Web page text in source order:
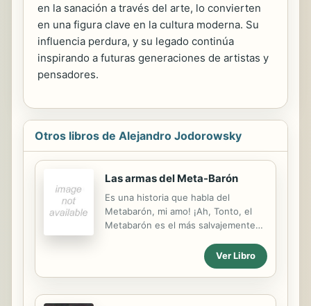
en la sanación a través del arte, lo convierten
en una figura clave en la cultura moderna. Su
influencia perdura, y su legado continúa
inspirando a futuras generaciones de artistas y
pensadores.
Otros libros de Alejandro Jodorowsky
Las armas del Meta-Barón
Es una historia que habla del
Metabarón, mi amo! ¡Ah, Tonto, el
Metabarón es el más salvajemente
grande, el metaguerrero! ... Una
larga historia, Corneille, que se
remonta a Othon el Tatarabuelo.
Pero él es de otra estirpe que la de
Ver Libro